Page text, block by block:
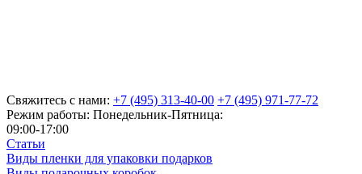
Свяжитесь с нами: +7 (495) 313-40-00 +7 (495) 971-77-72
Режим работы: Понедельник-Пятница:
09:00-17:00
Статьи
Виды пленки для упаковки подарков